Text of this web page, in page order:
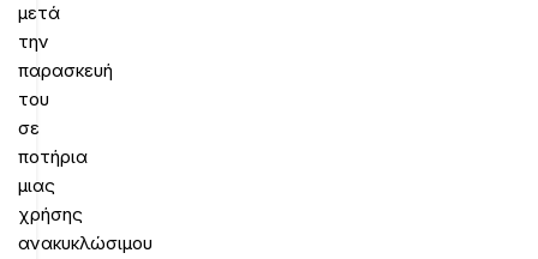
μετά
την
παρασκευή
του
σε
ποτήρια
μιας
χρήσης
ανακυκλώσιμου